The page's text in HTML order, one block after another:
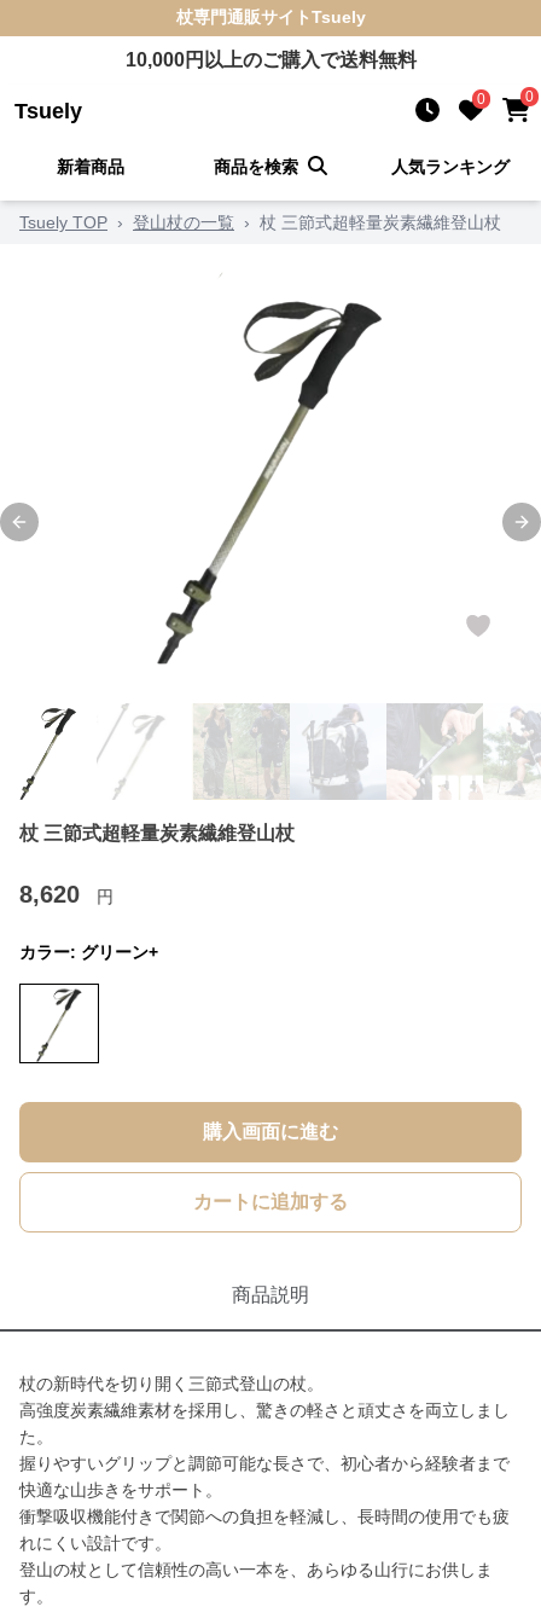
杖専門通販サイトTsuely
10,000円以上のご購入で送料無料
Tsuely 0 0
新着商品 商品を検索 人気ランキング
Tsuely TOP › 登山杖の一覧 › 杖 三節式超軽量炭素繊維登山杖
Previous slide
杖 三節式超軽量炭素繊維登山杖
8,620 円
カラー: グリーン+
購入画面に進む
カートに追加する
商品説明
杖の新時代を切り開く三節式登山の杖。
高強度炭素繊維素材を採用し、驚きの軽さと頑丈さを両立しまし
た。
握りやすいグリップと調節可能な長さで、初心者から経験者まで
快適な山歩きをサポート。
衝撃吸収機能付きで関節への負担を軽減し、長時間の使用でも疲
れにくい設計です。
登山の杖として信頼性の高い一本を、あらゆる山行にお供しま
す。